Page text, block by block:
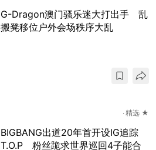
G-Dragon澳门骚乐迷大打出手 乱
搬凳移位户外会场秩序大乱
精选 ★
BIGBANG出道20年首开设IG追踪
T.O.P 粉丝跪求世界巡回4子能合